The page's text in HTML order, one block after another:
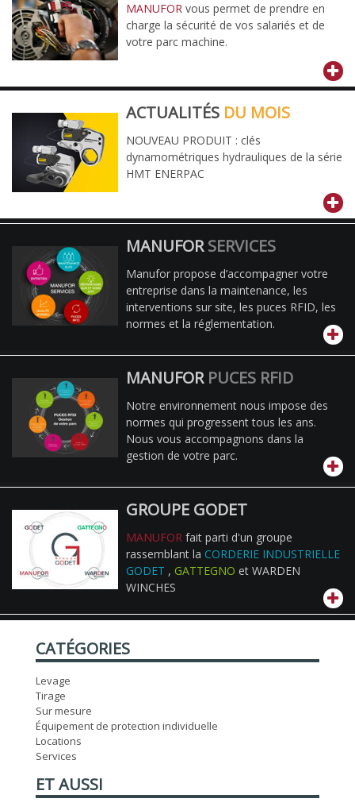
MANUFORvous permet de prendre en
charge la sécurité de vos salariés et de
votre parc machine.
ACTUALITÉS DU MOIS
NOUVEAU PRODUIT : clés
dynamométriques hydrauliques de la série
HMT ENERPAC
MANUFORSERVICES
Manufor propose d’accompagner votre
entreprise dans la maintenance, les
interventions sur site, les puces RFID, les
normes et la réglementation.
MANUFOR PUCES RFID
Notre environnement nous impose des
normes qui progressent tous les ans.
Nous vous accompagnons dans la
gestion de votre parc.
GROUPE GODET
MANUFORfait parti d'un groupe
rassemblant la CORDERIE INDUSTRIELLE
GODET , GATTEGNO et WARDEN
WINCHES
CATÉGORIES
Levage
Tirage
Sur mesure
Équipement de protection individuelle
Locations
Services
ET AUSSI